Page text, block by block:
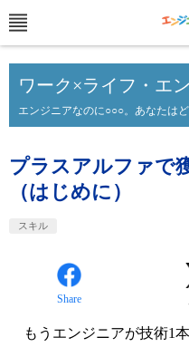
ワーク×ライフ・エ
エンジニアなのに○○○。あなたは
プラスアルファで
（はじめに）
スキル
Share
もうエンジニアが技術1